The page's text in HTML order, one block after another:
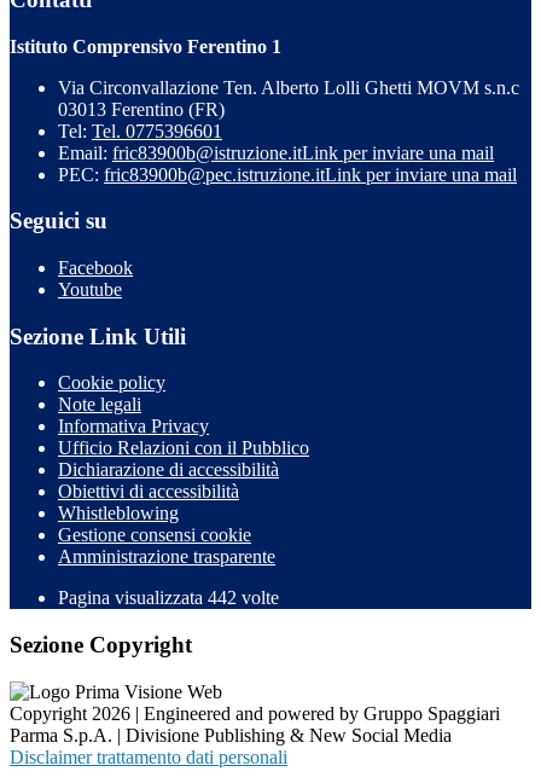
Istituto Comprensivo Ferentino 1
Via Circonvallazione Ten. Alberto Lolli Ghetti MOVM s.n.c
03013 Ferentino (FR)
Tel: Tel. 0775396601
Email: fric83900b@istruzione.itLink per inviare una mail
PEC: fric83900b@pec.istruzione.itLink per inviare una mail
Seguici su
Facebook
Youtube
Sezione Link Utili
Cookie policy
Note legali
Informativa Privacy
Ufficio Relazioni con il Pubblico
Dichiarazione di accessibilità
Obiettivi di accessibilità
Whistleblowing
Gestione consensi cookie
Amministrazione trasparente
Pagina visualizzata 442 volte
Sezione Copyright
Copyright 2026 | Engineered and powered by Gruppo Spaggiari
Parma S.p.A. | Divisione Publishing & New Social Media
Disclaimer trattamento dati personali